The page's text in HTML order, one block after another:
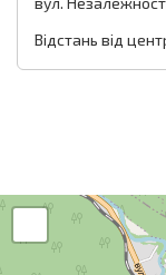
Відстань від